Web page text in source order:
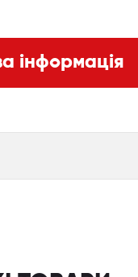
інформація